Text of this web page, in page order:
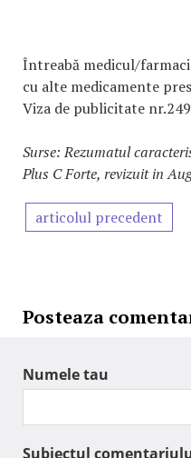
Întreabă medicul/
cu alte medicamente
Viza de publicitate
Surse: Rezumatul
Plus C Forte, revizuit in
articolul precedent
Posteaza
Numele tau
Subiectul